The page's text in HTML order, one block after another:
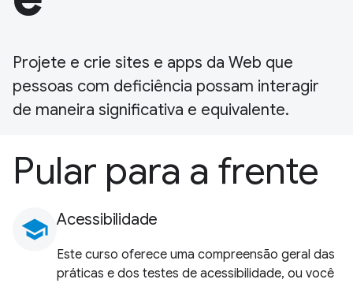
Projete e crie sites e apps da Web que
pessoas com deficiência possam interagir
de maneira significativa e equivalente.
Pular para a frente
school Acessibilidade
Este curso oferece uma compreensão geral das
práticas e dos testes de acessibilidade, ou você